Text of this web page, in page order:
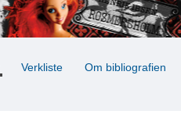
Verkliste Om bibliografien